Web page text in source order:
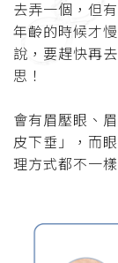
去弄一個，但
年齡的時候才
說，要趕快再
思！
會有眉壓眼、
皮下垂」，而
理方式都不一